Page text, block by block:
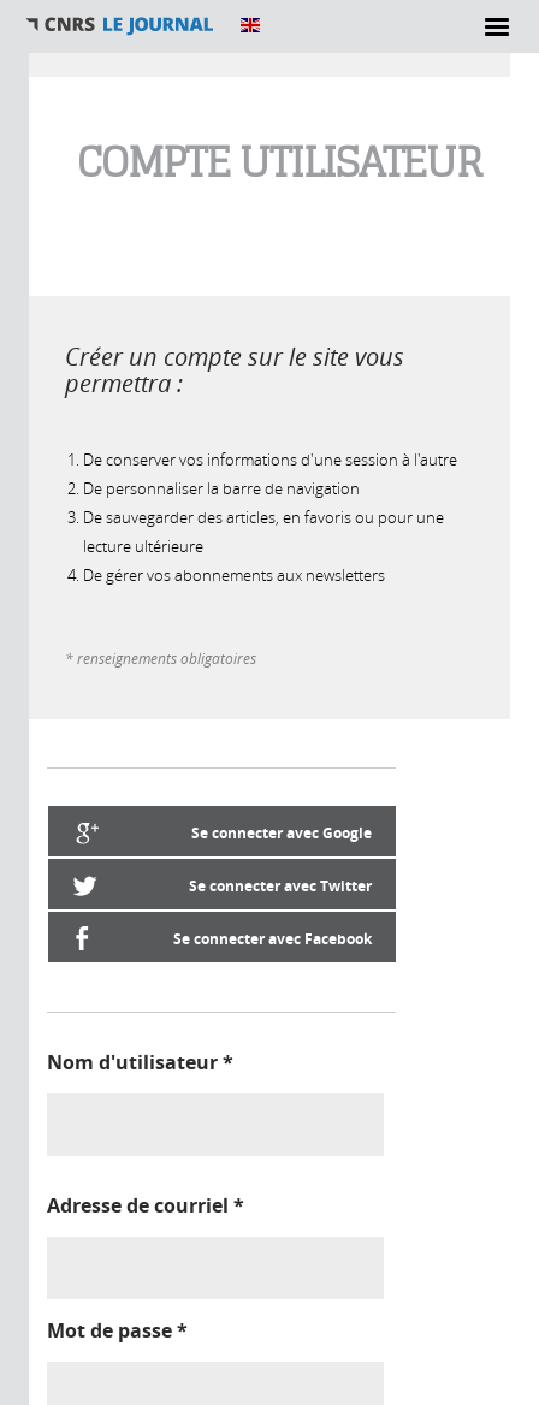
COMPTE UTILISATEUR
Créer un compte sur le site vous
permettra :
De conserver vos informations d'une session à l'autre
De personnaliser la barre de navigation
De sauvegarder des articles, en favoris ou pour une
lecture ultérieure
De gérer vos abonnements aux newsletters
* renseignements obligatoires
Se connecter avec Google
Se connecter avec Twitter
Se connecter avec Facebook
Nom d'utilisateur*
Adresse de courriel *
Mot de passe*